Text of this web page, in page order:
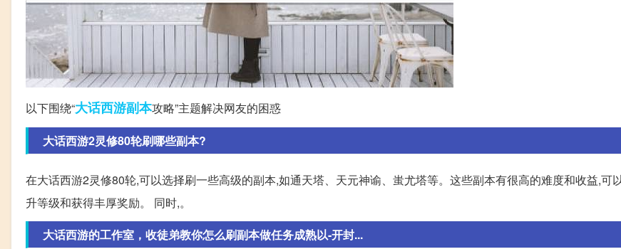
以下围绕“大话西游副本攻略”主题解决网友的困惑
大话西游2灵修80轮刷哪些副本?
在大话西游2灵修80轮,可以选择刷一些高级的副本,如通天塔、天元神谕、蚩尤塔等。这些副本有很高的难度和收益,可
升等级和获得丰厚奖励。 同时,。
大话西游的工作室，收徒弟教你怎么刷副本做任务成熟以-开封...